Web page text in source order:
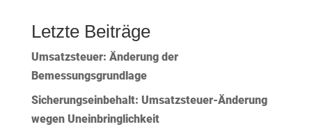
Letzte Beiträge
Umsatzsteuer: Änderung der
Bemessungsgrundlage
Sicherungseinbehalt: Umsatzsteuer-Änderung
wegen Uneinbringlichkeit